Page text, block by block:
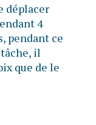
déplacer
4
pendant ce
il
que de le